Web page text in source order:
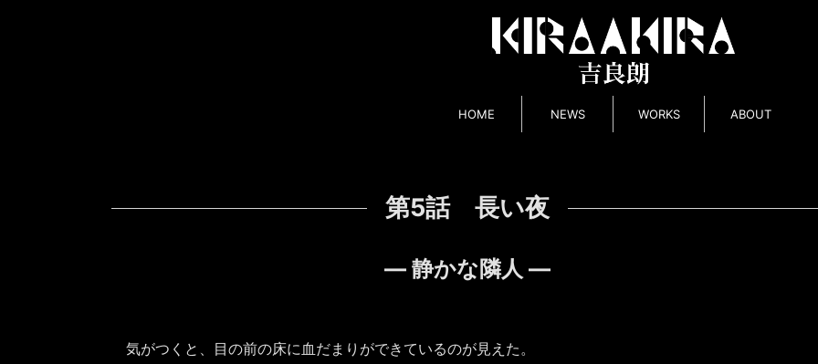
HOME NEWS WORKS ABOUT
第5話 長い夜
― 静かな隣人 ―
気がつくと、目の前の床に血だまりができているのが見えた。